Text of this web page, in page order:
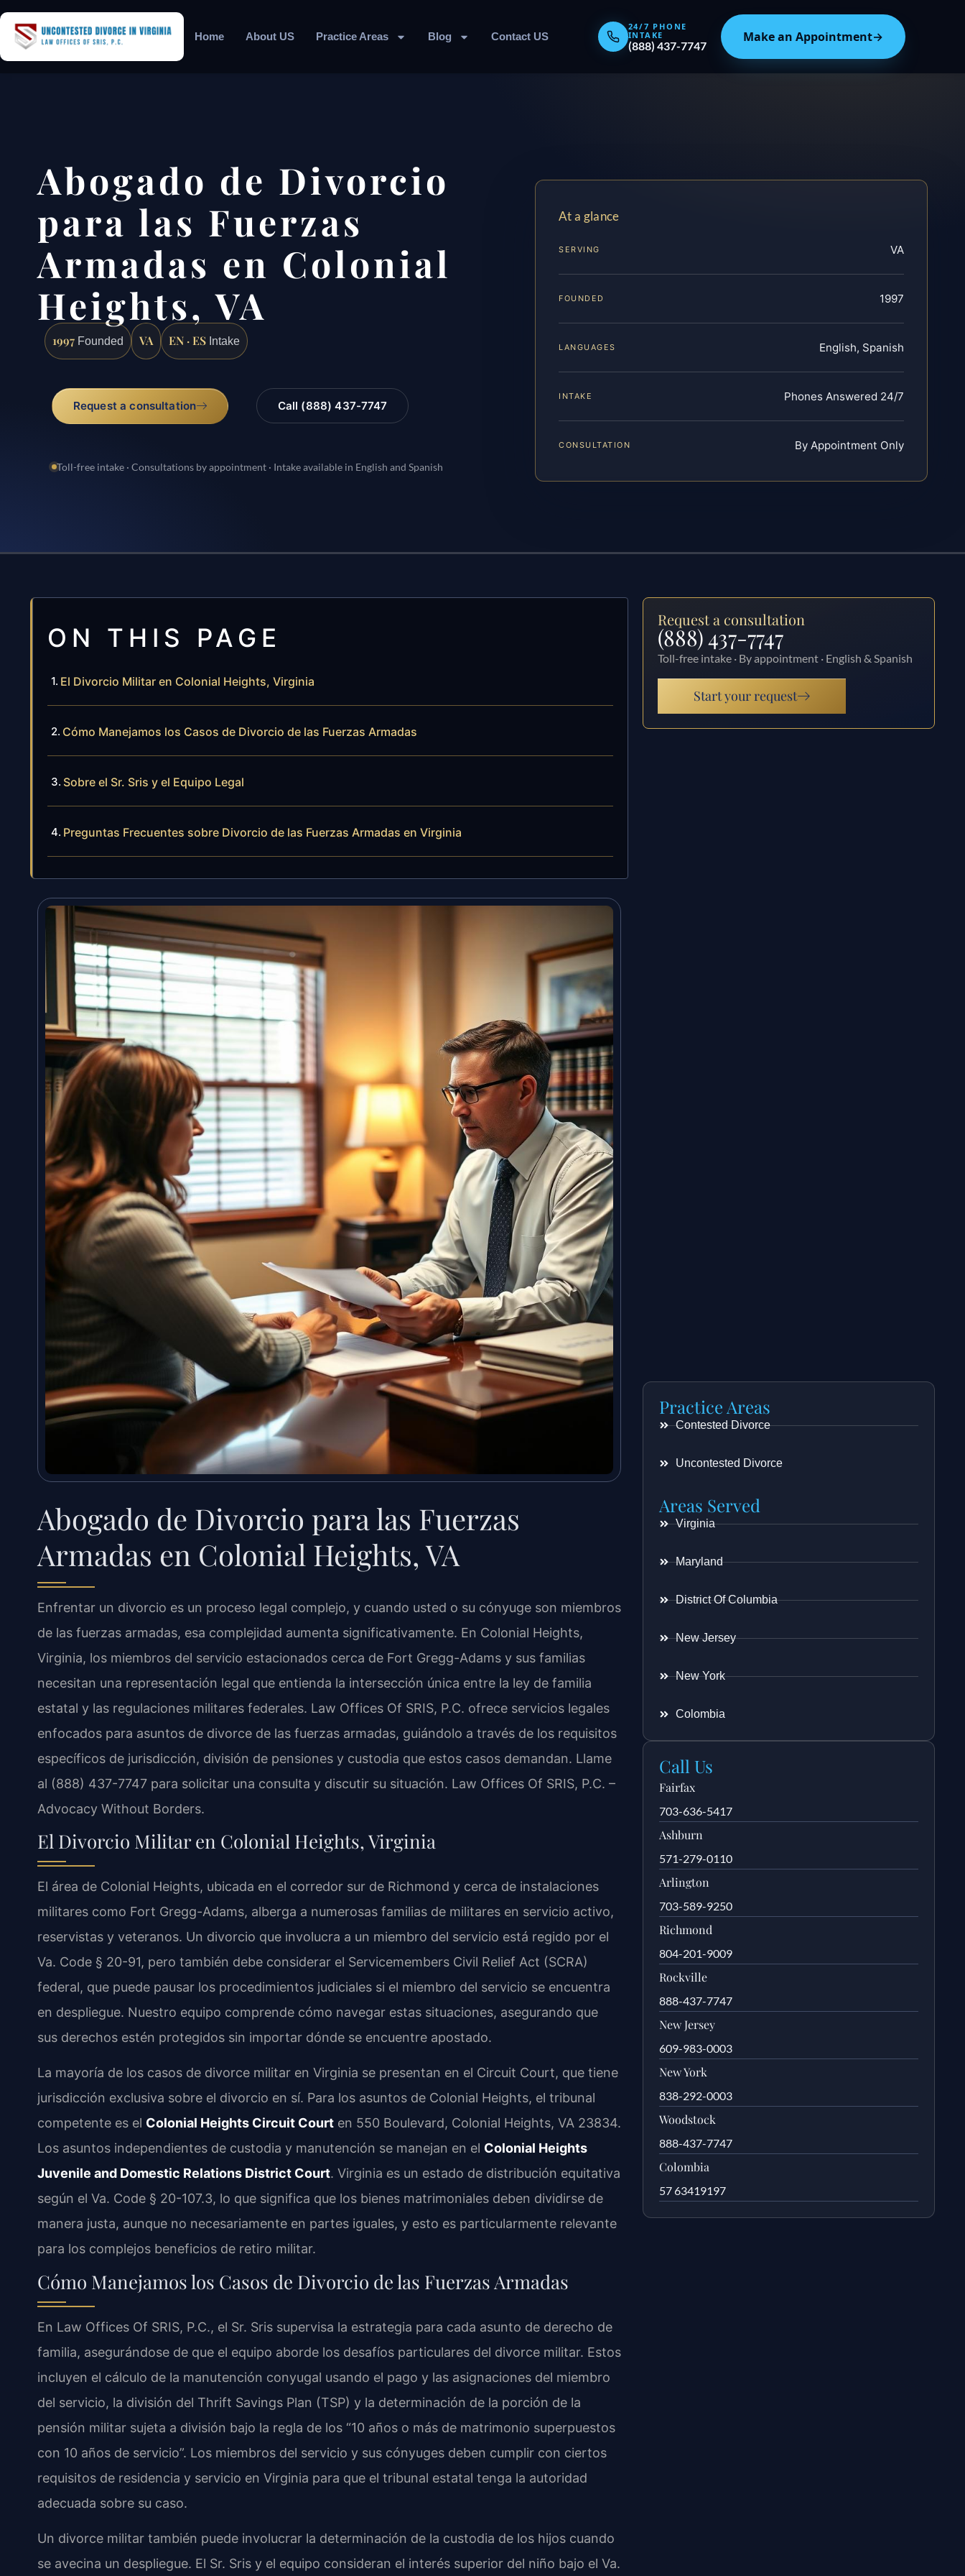
Home About US Practice Areas Blog Contact US
24/7 PHONE
INTAKE
(888) 437-7747
Make an Appointment→
Abogado de Divorcio
para las Fuerzas
Armadas en Colonial
Heights, VA
1997 Founded VA EN · ES Intake
Request a consultation Call (888) 437-7747
Toll-free intake · Consultations by appointment · Intake available in English and Spanish
At a glance
SERVING VA
FOUNDED 1997
LANGUAGES English, Spanish
INTAKE Phones Answered 24/7
CONSULTATION By Appointment Only
ON THIS PAGE
El Divorcio Militar en Colonial Heights, Virginia
Cómo Manejamos los Casos de Divorcio de las Fuerzas Armadas
Sobre el Sr. Sris y el Equipo Legal
Preguntas Frecuentes sobre Divorcio de las Fuerzas Armadas en Virginia
Abogado de Divorcio para las Fuerzas
Armadas en Colonial Heights, VA
Enfrentar un divorcio es un proceso legal complejo, y cuando usted o su cónyuge son miembros
de las fuerzas armadas, esa complejidad aumenta significativamente. En Colonial Heights,
Virginia, los miembros del servicio estacionados cerca de Fort Gregg-Adams y sus familias
necesitan una representación legal que entienda la intersección única entre la ley de familia
estatal y las regulaciones militares federales. Law Offices Of SRIS, P.C. ofrece servicios legales
enfocados para asuntos de divorce de las fuerzas armadas, guiándolo a través de los requisitos
específicos de jurisdicción, división de pensiones y custodia que estos casos demandan. Llame
al (888) 437-7747 para solicitar una consulta y discutir su situación. Law Offices Of SRIS, P.C. –
Advocacy Without Borders.
El Divorcio Militar en Colonial Heights, Virginia
El área de Colonial Heights, ubicada en el corredor sur de Richmond y cerca de instalaciones
militares como Fort Gregg-Adams, alberga a numerosas familias de militares en servicio activo,
reservistas y veteranos. Un divorcio que involucra a un miembro del servicio está regido por el
Va. Code § 20-91, pero también debe considerar el Servicemembers Civil Relief Act (SCRA)
federal, que puede pausar los procedimientos judiciales si el miembro del servicio se encuentra
en despliegue. Nuestro equipo comprende cómo navegar estas situaciones, asegurando que
sus derechos estén protegidos sin importar dónde se encuentre apostado.
La mayoría de los casos de divorce militar en Virginia se presentan en el Circuit Court, que tiene
jurisdicción exclusiva sobre el divorcio en sí. Para los asuntos de Colonial Heights, el tribunal
competente es el Colonial Heights Circuit Court en 550 Boulevard, Colonial Heights, VA 23834.
Los asuntos independientes de custodia y manutención se manejan en el Colonial Heights
Juvenile and Domestic Relations District Court. Virginia es un estado de distribución equitativa
según el Va. Code § 20-107.3, lo que significa que los bienes matrimoniales deben dividirse de
manera justa, aunque no necesariamente en partes iguales, y esto es particularmente relevante
para los complejos beneficios de retiro militar.
Cómo Manejamos los Casos de Divorcio de las Fuerzas Armadas
En Law Offices Of SRIS, P.C., el Sr. Sris supervisa la estrategia para cada asunto de derecho de
familia, asegurándose de que el equipo aborde los desafíos particulares del divorce militar. Estos
incluyen el cálculo de la manutención conyugal usando el pago y las asignaciones del miembro
del servicio, la división del Thrift Savings Plan (TSP) y la determinación de la porción de la
pensión militar sujeta a división bajo la regla de los “10 años o más de matrimonio superpuestos
con 10 años de servicio”. Los miembros del servicio y sus cónyuges deben cumplir con ciertos
requisitos de residencia y servicio en Virginia para que el tribunal estatal tenga la autoridad
adecuada sobre su caso.
Un divorce militar también puede involucrar la determinación de la custodia de los hijos cuando
se avecina un despliegue. El Sr. Sris y el equipo consideran el interés superior del niño bajo el Va.
Request a consultation
(888) 437-7747
Toll-free intake · By appointment · English & Spanish
Start your request
Practice Areas
Contested Divorce
Uncontested Divorce
Areas Served
Virginia
Maryland
District Of Columbia
New Jersey
New York
Colombia
Call Us
Fairfax
703-636-5417
Ashburn
571-279-0110
Arlington
703-589-9250
Richmond
804-201-9009
Rockville
888-437-7747
New Jersey
609-983-0003
New York
838-292-0003
Woodstock
888-437-7747
Colombia
57 63419197